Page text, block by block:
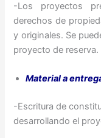
-Los proyectos
derechos de
y originales. Se
proyecto de reserva.
Material a
-Escritura de
desarrollando el